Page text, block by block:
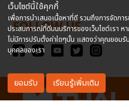
FOLLOW US
เว็บไซต์นี้ใช้คุกกี้
เพื่อการนำเสนอเนื้อหาที่ดี รวมถึงการจัดก
ประสบการณ์ที่ดีบนบริการของเว็บไซต์เรา ห
ไม่มีการปรับตั้งค่าใดๆนั้น แสดงว่าคุณยอมรั
บุคคลของเรา
ยอมรับ เรียนรู้เพิ่มเติม